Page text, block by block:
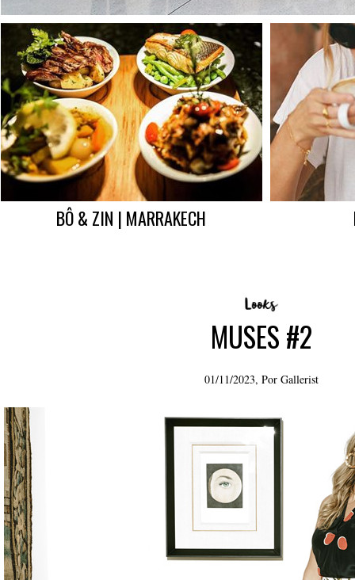
BÔ & ZIN | MARRAKECH
MUSES #2
01/11/2023, Por Gallerist